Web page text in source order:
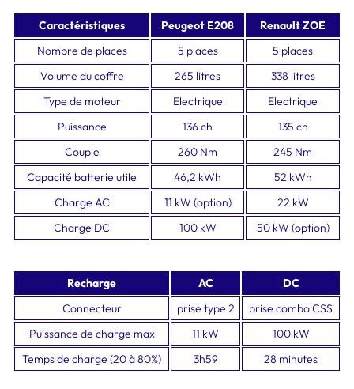
Caractéristiques Peugeot E208
Renault ZOE
Nombre de places
5 places
5 places
Volume du coffre
265 litres
338 litres
Type de moteur
Electrique
Electrique
Puissance
136 ch
135 ch
Couple
260 Nm
245 Nm
Capacité batterie utile
46,2 kWh
52 kWh
Charge AC
11 kW (option)
22 kW
Charge DC
100 kW 50 kW (option)
Recharge AC
DC
Connecteur
prise type 2
prise combo CSS
Puissance de charge max
11 kW
100 kW
Temps de charge (20 à 80%)
3h59 28 minutes